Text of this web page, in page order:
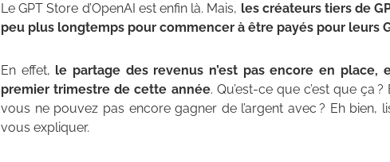
Le GPT Store d’OpenAI est enfin là. Mais, les créateurs tiers de
peu plus longtemps pour commencer à être payés pour leurs
En effet, le partage des revenus n’est pas encore en
premier trimestre de cette année. Qu’est-ce que c’est que ça
vous ne pouvez pas encore gagner de l’argent avec ? Eh bien,
vous expliquer.